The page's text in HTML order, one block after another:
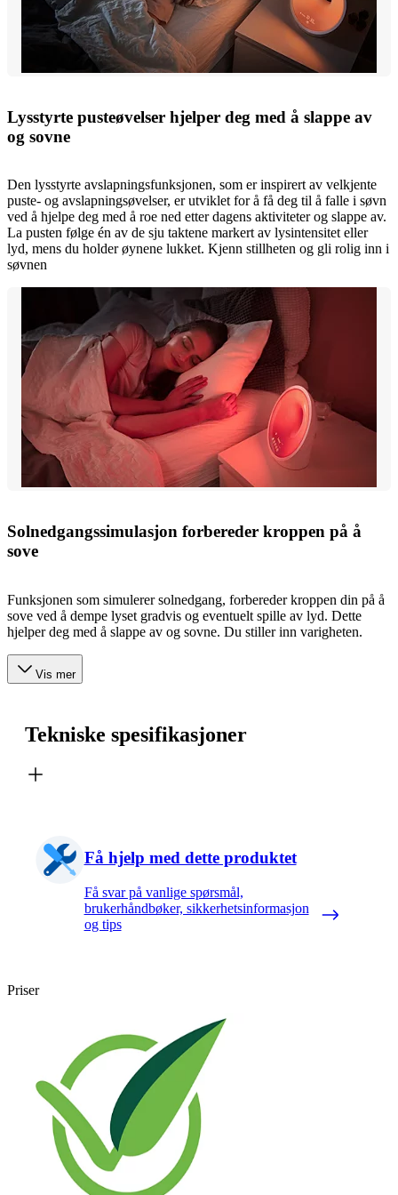
Lysstyrte pusteøvelser hjelper deg med å slappe av
og sovne
Den lysstyrte avslapningsfunksjonen, som er inspirert av velkjente
puste- og avslapningsøvelser, er utviklet for å få deg til å falle i søvn
ved å hjelpe deg med å roe ned etter dagens aktiviteter og slappe av.
La pusten følge én av de sju taktene markert av lysintensitet eller
lyd, mens du holder øynene lukket. Kjenn stillheten og gli rolig inn i
søvnen
Solnedgangssimulasjon forbereder kroppen på å
sove
Funksjonen som simulerer solnedgang, forbereder kroppen din på å
sove ved å dempe lyset gradvis og eventuelt spille av lyd. Dette
hjelper deg med å slappe av og sovne. Du stiller inn varigheten.
Vis mer
Tekniske spesifikasjoner
Få hjelp med dette produktet
Få svar på vanlige spørsmål,
brukerhåndbøker, sikkerhetsinformasjon
og tips
Priser